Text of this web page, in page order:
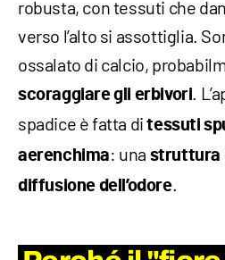
robusta, con tessuti che
verso l’alto si assottiglia.
ossalato di calcio,
scoraggiare gli erbivori.
spadice è fatta ditessuti
aerenchima: una struttura
diffusione dell’odore.